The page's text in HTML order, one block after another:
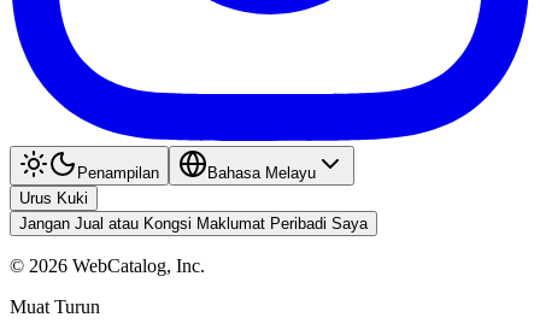
Penampilan
Bahasa Melayu
Urus Kuki
Jangan Jual atau Kongsi Maklumat Peribadi Saya
© 2026 WebCatalog, Inc.
Muat Turun